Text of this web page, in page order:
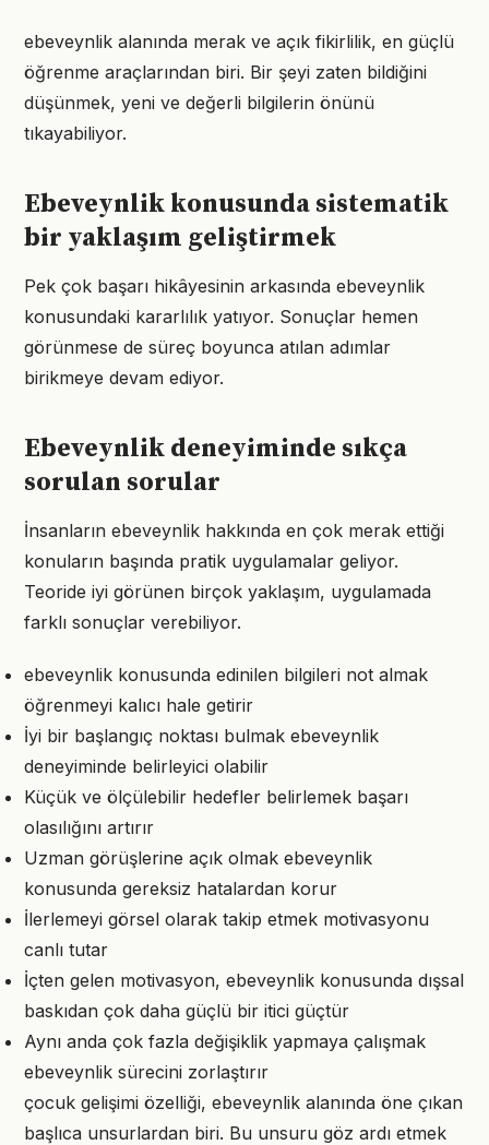
ebeveynlik alanında merak ve açık fikirlilik, en güçlü
öğrenme araçlarından biri. Bir şeyi zaten bildiğini
düşünmek, yeni ve değerli bilgilerin önünü
tıkayabiliyor.
Ebeveynlik konusunda sistematik
bir yaklaşım geliştirmek
Pek çok başarı hikâyesinin arkasında ebeveynlik
konusundaki kararlılık yatıyor. Sonuçlar hemen
görünmese de süreç boyunca atılan adımlar
birikmeye devam ediyor.
Ebeveynlik deneyiminde sıkça
sorulan sorular
İnsanların ebeveynlik hakkında en çok merak ettiği
konuların başında pratik uygulamalar geliyor.
Teoride iyi görünen birçok yaklaşım, uygulamada
farklı sonuçlar verebiliyor.
ebeveynlik konusunda edinilen bilgileri not almak
öğrenmeyi kalıcı hale getirir
İyi bir başlangıç noktası bulmak ebeveynlik
deneyiminde belirleyici olabilir
Küçük ve ölçülebilir hedefler belirlemek başarı
olasılığını artırır
Uzman görüşlerine açık olmak ebeveynlik
konusunda gereksiz hatalardan korur
İlerlemeyi görsel olarak takip etmek motivasyonu
canlı tutar
İçten gelen motivasyon, ebeveynlik konusunda dışsal
baskıdan çok daha güçlü bir itici güçtür
Aynı anda çok fazla değişiklik yapmaya çalışmak
ebeveynlik sürecini zorlaştırır
çocuk gelişimi özelliği, ebeveynlik alanında öne çıkan
başlıca unsurlardan biri. Bu unsuru göz ardı etmek